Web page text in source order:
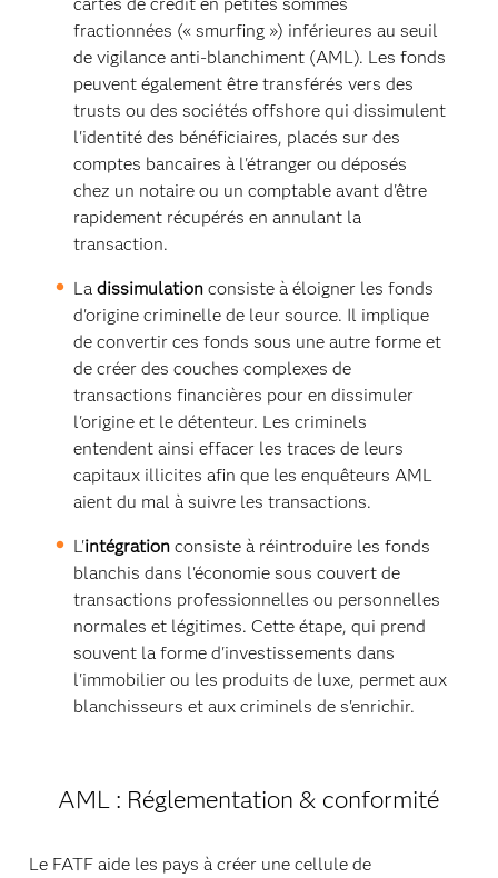
fractionnées (« smurfing ») inférieures au seuil
de vigilance anti-blanchiment (AML). Les fonds
peuvent également être transférés vers des
trusts ou des sociétés offshore qui dissimulent
l'identité des bénéficiaires, placés sur des
comptes bancaires à l'étranger ou déposés
chez un notaire ou un comptable avant d'être
rapidement récupérés en annulant la
transaction.
La dissimulation consiste à éloigner les fonds
d'origine criminelle de leur source. Il implique
de convertir ces fonds sous une autre forme et
de créer des couches complexes de
transactions financières pour en dissimuler
l'origine et le détenteur. Les criminels
entendent ainsi effacer les traces de leurs
capitaux illicites afin que les enquêteurs AML
aient du mal à suivre les transactions.
L'intégration consiste à réintroduire les fonds
blanchis dans l'économie sous couvert de
transactions professionnelles ou personnelles
normales et légitimes. Cette étape, qui prend
souvent la forme d'investissements dans
l'immobilier ou les produits de luxe, permet aux
blanchisseurs et aux criminels de s'enrichir.
AML : Réglementation & conformité
Le FATF aide les pays à créer une cellule de